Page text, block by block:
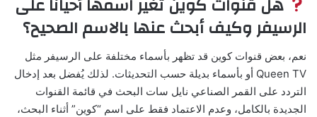
الرسيفر وكيف أبحث عنها بالاسم الصحيح؟
نعم، بعض قنوات كوين قد تظهر بأسماء مختلفة على الرسيفر مثل
Queen TV أو بأسماء بديلة حسب التحديثات. لذلك يُفضل بعد إدخال
التردد على القمر الصناعي نايل سات البحث في قائمة القنوات
الجديدة بالكامل، وعدم الاعتماد فقط على اسم “كوين” أثناء البحث،